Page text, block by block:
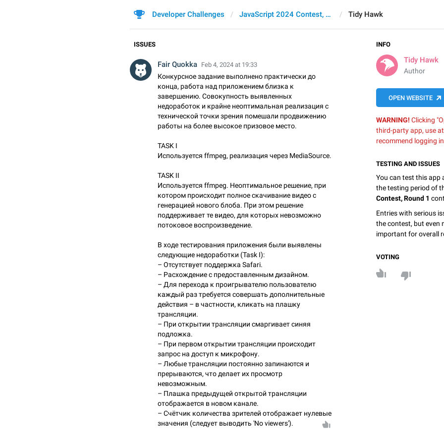
Developer Challenges JavaScript 2024 Contest, Round 1 Tidy Hawk
INFO
Tidy Hawk
Author
OPEN WEBSITE
WARNING! Clicking
third-party app, use
recommend logging
TESTING AND ISSUES
You can test this app
the testing period of
Contest, Round 1
Entries with serious
the contest, but even
important for overall
VOTING
ISSUES
Fair Quokka Feb 4, 2024 at 19:33
Конкурсное задание выполнено практически до
конца, работа над приложением близка к
завершению. Совокупность выявленных
недоработок и крайне неоптимальная реализация с
технической точки зрения помешали продвижению
работы на более высокое призовое место.
TASK I
Используется ffmpeg, реализация через MediaSource.
TASK II
Используется ffmpeg. Неоптимальное решение, при
котором происходит полное скачивание видео с
генерацией нового блоба. При этом решение
поддерживает те видео, для которых невозможно
потоковое воспроизведение.
В ходе тестирования приложения были выявлены
следующие недоработки (Task I):
– Отсутствует поддержка Safari.
– Расхождение с предоставленным дизайном.
– Для перехода к проигрывателю пользователю
каждый раз требуется совершать дополнительные
действия – в частности, кликать на плашку
трансляции.
– При открытии трансляции смаргивает синяя
подложка.
– При первом открытии трансляции происходит
запрос на доступ к микрофону.
– Любые трансляции постоянно запинаются и
прерываются, что делает их просмотр
невозможным.
– Плашка предыдущей открытой трансляции
отображается в новом канале.
– Счётчик количества зрителей отображает нулевые
значения (следует выводить 'No viewers').